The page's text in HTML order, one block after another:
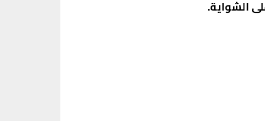
الشواية.